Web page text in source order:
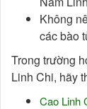
Không
các bào
Trong trường
Linh Chi, hãy
Cao Linh